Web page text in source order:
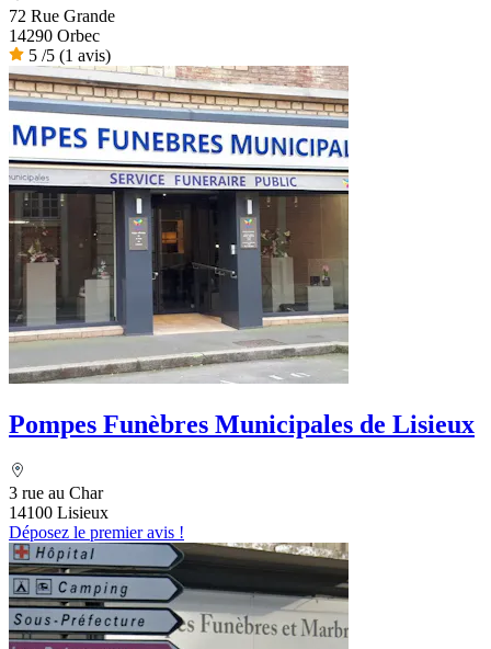
72 Rue Grande
14290 Orbec
5 /5 (1 avis)
Pompes Funèbres Municipales de Lisieux
3 rue au Char
14100 Lisieux
Déposez le premier avis !